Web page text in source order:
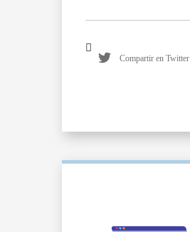
Compartir en Twitter